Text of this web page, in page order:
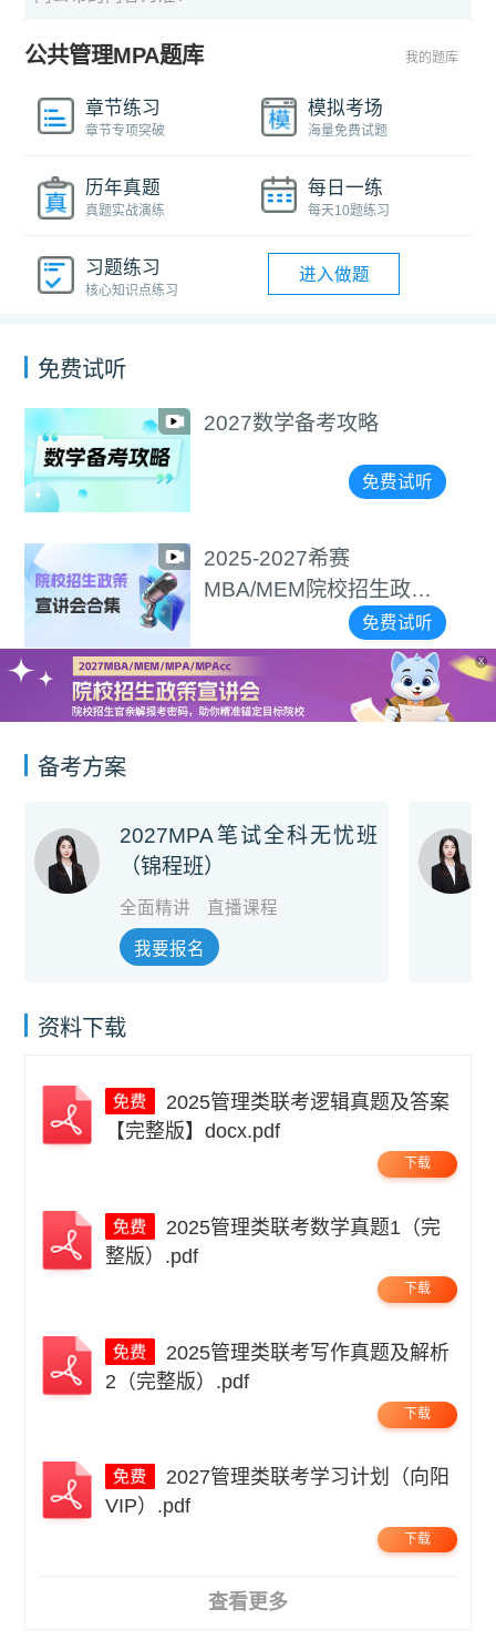
公共管理MPA题库 我的题库
章节练习
章节专项突破
模拟考场
海量免费试题
历年真题
真题实战演练
每日一练
每天10题练习
习题练习
核心知识点练习
进入做题
免费试听
2027数学备考攻略
免费试听
2025-2027希赛
MBA/MEM院校招生政策
免费试听
X
备考方案
2027MPA笔试全科无忧班
（锦程班）
全面精讲 直播课程
我要报名
资料下载
【完整版】docx.pdf
下载
整版）.pdf
下载
2（完整版）.pdf
下载
VIP）.pdf
下载
查看更多